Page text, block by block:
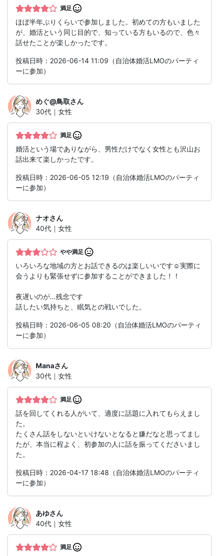
満足
ほぼ半年ぶりくらいで参加しました。初めての方もいました
が、婚活という同じ目的で、知っている方もいるので、色々
話せたことが楽しかったです。
投稿日時：2026-06-14 11:09（自治体婚活LMOのパーティ
ーに参加）
めぐ@鳥取さん
30代｜女性
満足
婚活という場でありながら、男性だけでなく女性とも沢山お
話出来て楽しかったです。
投稿日時：2026-06-05 12:19（自治体婚活LMOのパーティ
ーに参加）
ナオさん
40代｜女性
やや満足
いろいろな地域の方とお話できるのは楽しいいです☺実際に
会うよりも緊張せずに参加することができました！！
夜遅いのが…残念です
話したい気持ちと、眠気との戦いでした。
投稿日時：2026-06-05 08:20（自治体婚活LMOのパーティ
ーに参加）
Manaさん
30代｜女性
満足
話を回してくれる人がいて、適度に話題に入れてもらえまし
た。
たくさん話をしないといけないとなると嫌だなと思ってまし
たが、本当に程よく、初参加の人に話を振ってくださいまし
た。
投稿日時：2026-04-17 18:48（自治体婚活LMOのパーティ
ーに参加）
あゆさん
40代｜女性
満足